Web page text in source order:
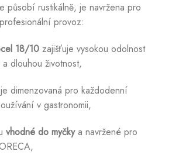
působí rustikálně, je navržena pro
provoz:
18/10zajišťuje vysokou odolnost
dlouhou životnost,
dimenzovaná pro každodenní
v gastronomii,
vhodné do myčkya navržené pro